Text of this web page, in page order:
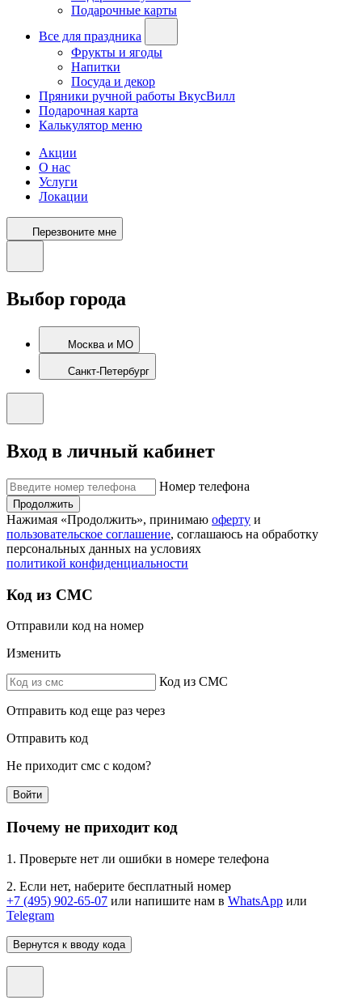
Подарочные карты
Все для праздника
Фрукты и ягоды
Напитки
Посуда и декор
Пряники ручной работы ВкусВилл
Подарочная карта
Калькулятор меню
Акции
О нас
Услуги
Локации
Перезвоните мне
Выбор города
Москва и МО
Санкт-Петербург
Вход в личный кабинет
Номер телефона
Продолжить
Нажимая «Продолжить», принимаю оферту и
пользовательское соглашение, соглашаюсь на обработку
персональных данных на условиях
политикой конфиденциальности
Код из СМС
Отправили код на номер
Изменить
Код из СМС
Отправить код еще раз через
Отправить код
Не приходит смс с кодом?
Войти
Почему не приходит код
1. Проверьте нет ли ошибки в номере телефона
2. Если нет, наберите бесплатный номер
+7 (495) 902-65-07 или напишите нам в WhatsApp или
Telegram
Вернутся к вводу кода